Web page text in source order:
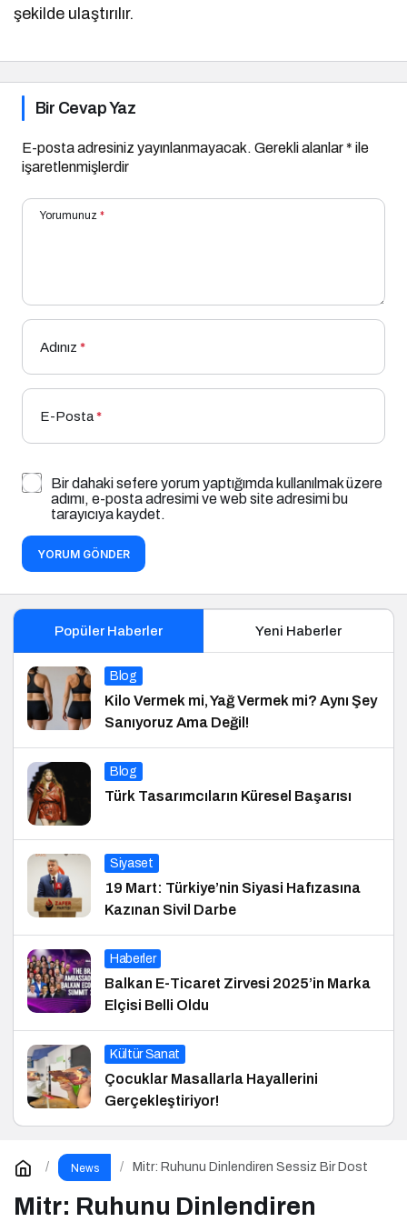
şekilde ulaştırılır.
Bir Cevap Yaz
E-posta adresiniz yayınlanmayacak. Gerekli alanlar* ile
işaretlenmişlerdir
Yorumunuz *
Adınız *
E-Posta*
Bir dahaki sefere yorum yaptığımda kullanılmak üzere
adımı, e-posta adresimi ve web site adresimi bu
tarayıcıya kaydet.
YORUM GÖNDER
Popüler Haberler Yeni Haberler
Blog
Kilo Vermek mi, Yağ Vermek mi? Aynı Şey
Sanıyoruz Ama Değil!
Blog
Türk Tasarımcıların Küresel Başarısı
Siyaset
19 Mart: Türkiye’nin Siyasi Hafızasına
Kazınan Sivil Darbe
Haberler
Balkan E-Ticaret Zirvesi 2025’in Marka
Elçisi Belli Oldu
Kültür Sanat
Çocuklar Masallarla Hayallerini
Gerçekleştiriyor!
News Mitr: Ruhunu Dinlendiren Sessiz Bir Dost
Mitr: Ruhunu Dinlendiren